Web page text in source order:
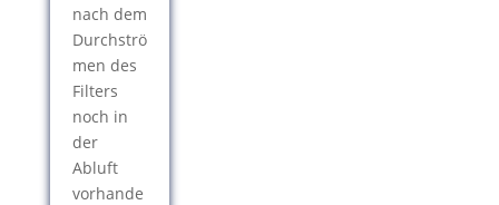
nach dem
Durchströ
men des
Filters
noch in
der
Abluft
vorhande